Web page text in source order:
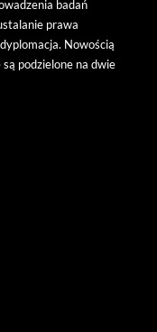
badań
prawa
Nowością
podzielone na dwie